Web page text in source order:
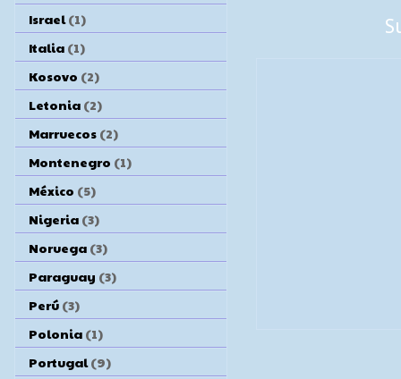
Israel (1)
Italia (1)
Kosovo (2)
Letonia (2)
Marruecos (2)
Montenegro (1)
México (5)
Nigeria (3)
Noruega (3)
Paraguay (3)
Perú (3)
Polonia (1)
Portugal (9)